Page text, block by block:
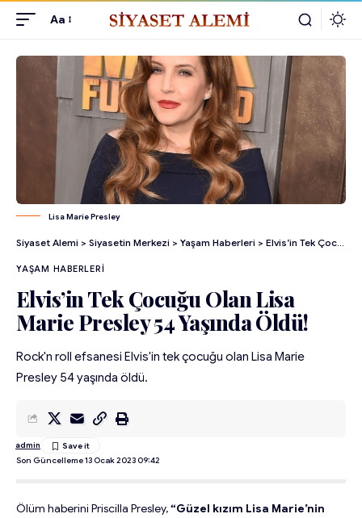
Aa
Lisa Marie Presley
Siyaset Alemi > Siyasetin Merkezi > Yaşam Haberleri > Elvis’in Tek Çocuğu Olan Lisa Marie Presley 54 Yaşında Öldü!
YAŞAM HABERLERI
Elvis’in Tek Çocuğu Olan Lisa
Marie Presley 54 Yaşında Öldü!
Rock'n roll efsanesi Elvis'in tek çocuğu olan Lisa Marie
Presley 54 yaşında öldü.
Son Güncelleme 13 Ocak 2023 09:42
admin
Ölüm haberini Priscilla Presley,“Güzel kızım Lisa Marie’nin